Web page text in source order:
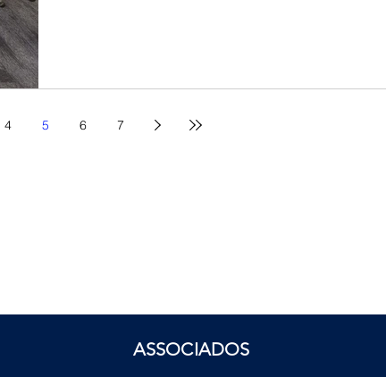
4 5 6 7
ASSOCIADOS